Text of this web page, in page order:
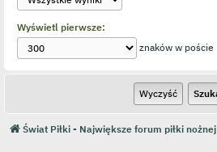
Wyświetl pierwsze:
znaków w poście
Świat Piłki - Największe forum piłki nożnej